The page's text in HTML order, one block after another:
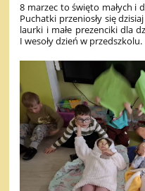
8 marzec to święto małych i
Puchatki przeniosły się
laurki i małe prezenciki dla
I wesoły dzień w przedszkolu.